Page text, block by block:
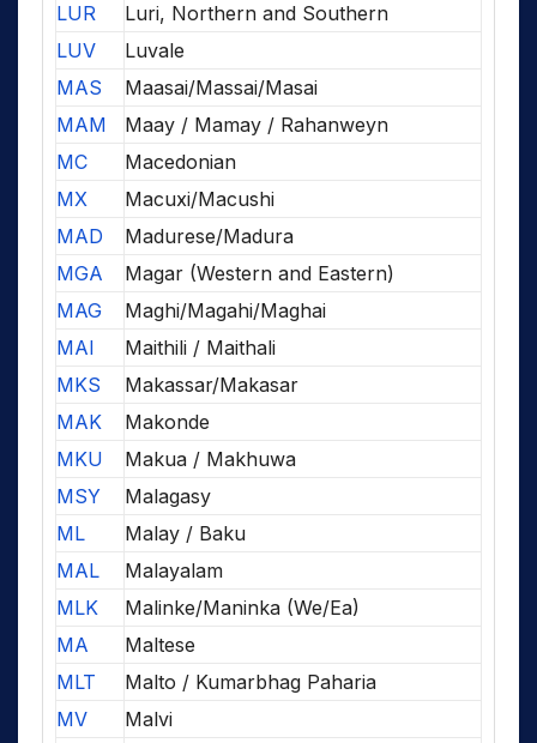
LUR
Luri, Northern and Southern
LUV
Luvale
MAS
Maasai/Massai/Masai
MAM
Maay / Mamay / Rahanweyn
MC
Macedonian
MX
Macuxi/Macushi
MAD
Madurese/Madura
MGA
Magar (Western and Eastern)
MAG
Maghi/Magahi/Maghai
MAI
Maithili / Maithali
MKS
Makassar/Makasar
MAK
Makonde
MKU
Makua / Makhuwa
MSY
Malagasy
ML
Malay / Baku
MAL
Malayalam
MLK
Malinke/Maninka (We/Ea)
MA
Maltese
MLT
Malto / Kumarbhag Paharia
MV
Malvi